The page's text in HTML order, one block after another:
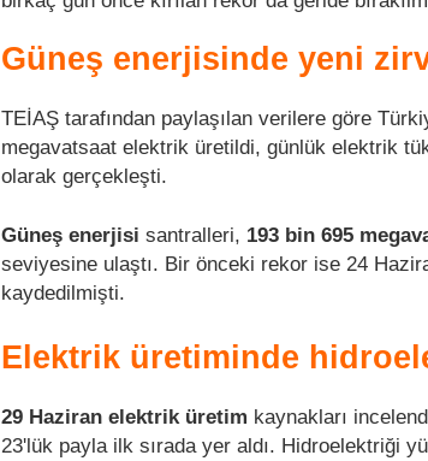
Güneş enerjisinde yeni
TEİAŞ tarafından paylaşılan verilere göre
megavatsaat elektrik üretildi, günlük elektrik
olarak gerçekleşti.
Güneş enerjisi santralleri, 193 bin 695
seviyesine ulaştı. Bir önceki rekor ise 24
kaydedilmişti.
Elektrik üretiminde
29 Haziran elektrik üretim kaynakları
23'lük payla ilk sırada yer aldı. Hidroelektriği